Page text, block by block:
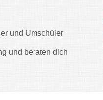
und Umschüler
und beraten dich